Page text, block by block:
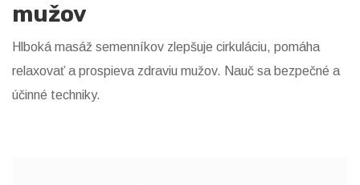
mužov
Hlboká masáž semenníkov zlepšuje cirkuláciu, pomáha
relaxovať a prospieva zdraviu mužov. Nauč sa bezpečné a
účinné techniky.